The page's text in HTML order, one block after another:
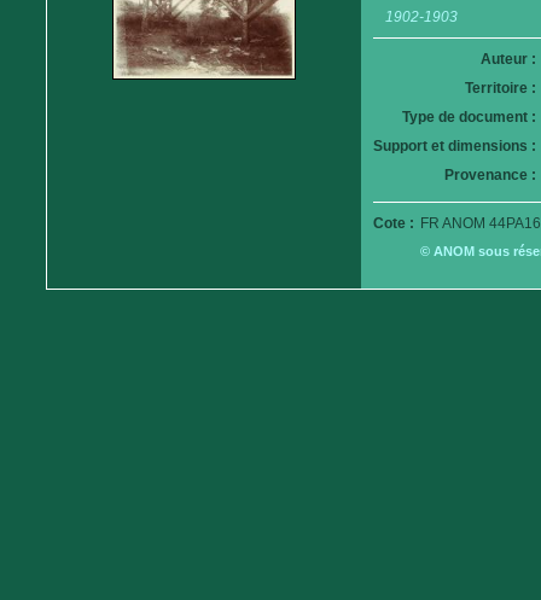
1902-1903
Auteur :
Territoire :
Type de document :
Support et dimensions :
Provenance :
Cote : FR ANOM
© ANOM sous